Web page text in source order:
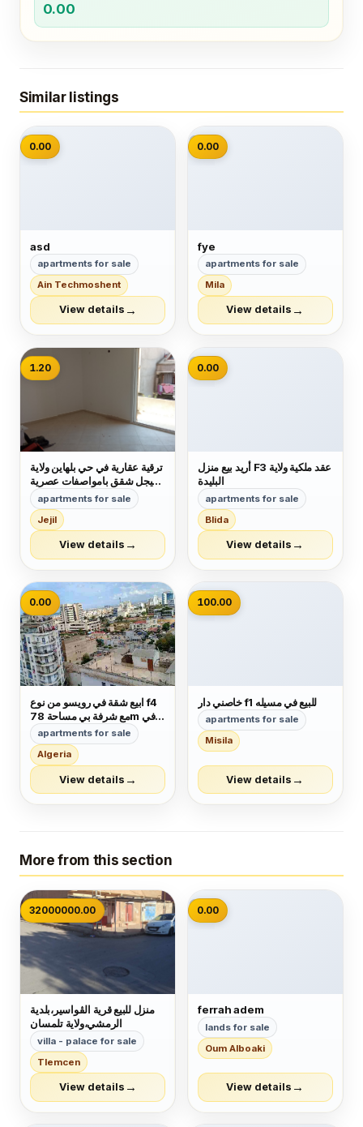
0.00
Similar listings
📷
0.00
asd
apartments for sale
Ain Techmoshent
View details →
📷
0.00
fye
apartments for sale
Mila
View details →
1.20
ترقية عقارية في حي بلهاين ولاية
جيجل شقق بامواصفات عصرية
في حي راقي جدا فيني دال دو
صول فايونس شوفاج سونطرال
كويزين ايكيبي مصعد كهربائي
b13 الاوراق عقد فردي موثق
ودفتر عقاري السعر f3مليار
و200 مليون ب...
apartments for sale
Jejil
View details →
📷
0.00
أريد بيع منزل F3 عقد ملكية ولاية
البليدة
apartments for sale
Blida
View details →
0.00
ابيع شقة في رويسو من نوع f4
مع شرفة بي مساحة 78m في
الطابق السادس لها مدخلين لي
العمارة كل شيء متوفر قرب
المكان وجميع وسائل النقل ميترو
الترام طاكسي حافلات. لمن
يهمه الامر اتصل بي رقم
apartments for sale
Algeria
View details →
📷
100.00
خاصني دار f1 للبيع في مسيله
apartments for sale
Misila
View details →
More from this section
32000000.00
منزل للبيع قرية الڨواسير،بلدية
الرمشي،ولاية تلمسان
villa - palace for sale
Tlemcen
View details →
📷
0.00
ferrah adem
lands for sale
Oum Alboaki
View details →